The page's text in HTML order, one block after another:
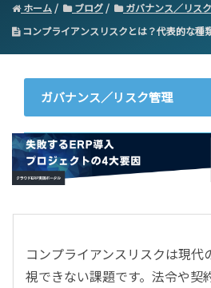
ホーム ブログ
ガバナンス／リス
コンプライアンスリスクとは？代表的な種
ガバナンス／リスク管理
ERP
会計
CRM／営業支援／Eコマース
DX（2025年の崖）／クラウド
コンプライアンスリスクは現
視できない課題です。法令や契